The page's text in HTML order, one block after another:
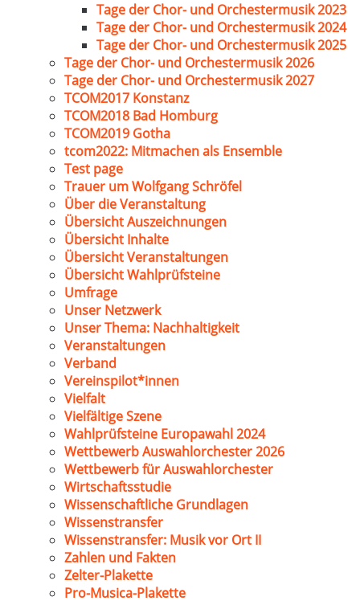
Tage der Chor- und Orchestermusik 2023
Tage der Chor- und Orchestermusik 2024
Tage der Chor- und Orchestermusik 2025
Tage der Chor- und Orchestermusik 2026
Tage der Chor- und Orchestermusik 2027
TCOM2017 Konstanz
TCOM2018 Bad Homburg
TCOM2019 Gotha
tcom2022: Mitmachen als Ensemble
Test page
Trauer um Wolfgang Schröfel
Über die Veranstaltung
Übersicht Auszeichnungen
Übersicht Inhalte
Übersicht Veranstaltungen
Übersicht Wahlprüfsteine
Umfrage
Unser Netzwerk
Unser Thema: Nachhaltigkeit
Veranstaltungen
Verband
Vereinspilot*innen
Vielfalt
Vielfältige Szene
Wahlprüfsteine Europawahl 2024
Wettbewerb Auswahlorchester 2026
Wettbewerb für Auswahlorchester
Wirtschaftsstudie
Wissenschaftliche Grundlagen
Wissenstransfer
Wissenstransfer: Musik vor Ort II
Zahlen und Fakten
Zelter-Plakette
Pro-Musica-Plakette